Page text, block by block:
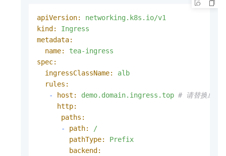
apiVersion:
networking.k8s.io/v1
kind:
Ingress
metadata:
name:
tea-ingress
spec:
ingressClassName:
alb
rules:
-
host: demo.domain.ingress.top # 请替换成您
http:
paths:
-
path:
/
pathType:
Prefix
backend: